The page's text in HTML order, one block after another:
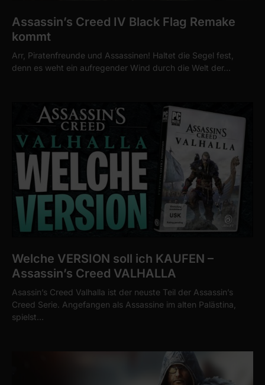
Assassin’s Creed IV Black Flag Remake
kommt
Arr, Piratenfreunde und Assassinen! Haltet die Segel fest,
denn es weht ein aufregender Wind durch die Welt der…
Welche VERSION soll ich KAUFEN –
Assassin’s Creed VALHALLA
Asassin’s Creed Valhalla ist der neuste Teil der Assassin’s
Creed Serie. Angefangen als Assassine im alten Palästina,
spielst…